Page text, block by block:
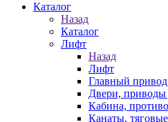
Каталог
Назад
Каталог
Лифт
Назад
Лифт
Главный привод
Двери, приводы
Кабина,
Канаты,